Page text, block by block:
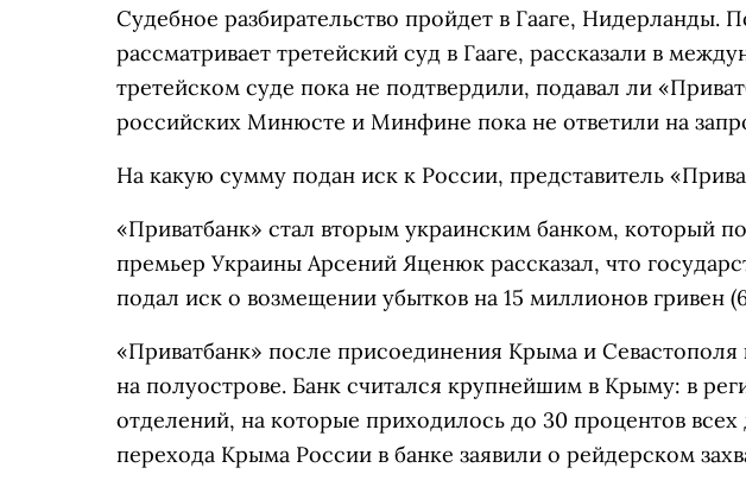
Судебное разбирательство пройдет в Гааге, Нидерланды.
рассматривает третейский суд в Гааге, рассказали в
третейском суде пока не подтвердили, подавал ли
российских Минюсте и Минфине пока не ответили на
На какую сумму подан иск к России, представитель
«Приватбанк» стал вторым украинским банком, который
премьер Украины Арсений Яценюк рассказал, что
подал иск о возмещении убытков на 15 миллионов гривен
«Приватбанк» после присоединения Крыма и Севастополя
на полуострове. Банк считался крупнейшим в Крыму: в
отделений, на которые приходилось до 30 процентов всех
перехода Крыма России в банке заявили о рейдерском